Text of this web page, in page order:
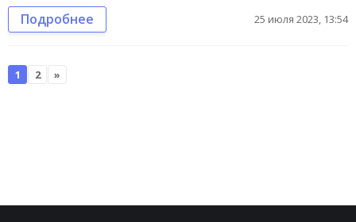
Подробнее 25 июля 2023, 13:54
1 2 »